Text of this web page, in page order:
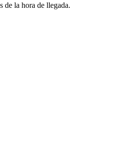
de la hora de llegada.